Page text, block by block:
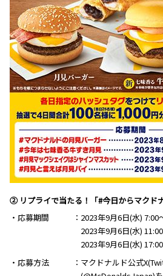
② リプライで当たる！「#今日からマクド
・応募期間
2023年9月6日(水) 7:00
2023年9月6日(水)
2023年9月6日(水)
・応募方法
マクドナルド公式